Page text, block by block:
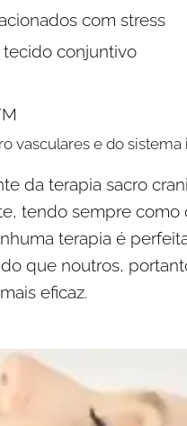
com stress
conjuntivo
vasculares e do sistema
da terapia sacro
tendo sempre
terapia é
que noutros,
eficaz.